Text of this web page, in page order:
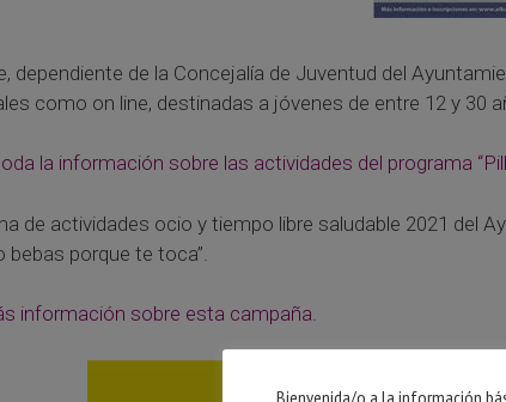
dependiente de la Concejalía de Juventud del
como on line, destinadas a jóvenes de entre 12 y 30
la información sobre las actividades del programa
de actividades ocio y tiempo libre saludable 2021 del
porque te toca”.
información sobre esta campaña.
Bienvenida/o a la información